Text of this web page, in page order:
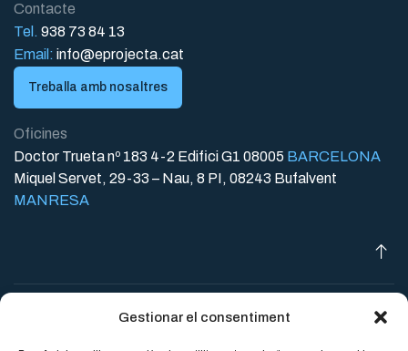
Gestionar el consentiment
Contacte
Tel. 938 73 84 13
Email: info@eprojecta.cat
Treballa amb nosaltres
Oficines
Doctor Trueta nº 183 4-2 Edifici G1 08005 BARCELONA
Miquel Servet, 29-33 – Nau, 8 PI, 08243 Bufalvent
MANRESA